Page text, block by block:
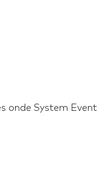
onde System